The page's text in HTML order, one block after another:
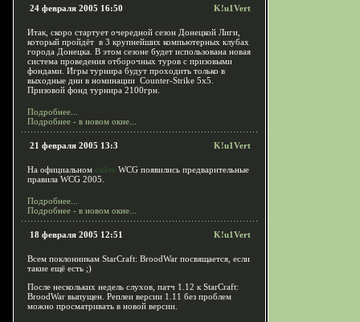
24 февраля 2005 16:50 K!u1Vert
Итак, скоро стартует очередной сезон Донецкой Лиги,
который пройдёт в 3 крупнейших компьютерных клубах
города Донецка. В этом сезоне будет использована новая
система проведения отборочных туров с призовыми
фондами. Игры турнира будут проходить только в
выходные дни в номинации Counter-Strike 5х5.
Призовой фонд турнира 2100грн.
Подробнее...
Подробнее - в новом окне...
21 февраля 2005 13:3 K!u1Vert
На официальном сайте WCG появились предварительные
правила WCG 2005.
Подробнее...
Подробнее - в новом окне...
18 февраля 2005 12:51 K!u1Vert
Всем поклонникам StarCraft: BroodWar посвящается, если
такие ещё есть ;)
После нескольких недель слухов, патч 1.12 к StarCraft:
BroodWar выпущен. Реплеи версии 1.11 без проблем
можно просматривать в новой версии.